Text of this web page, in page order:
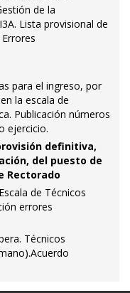
de la
Lista provisional de
para el ingreso, por
la escala de
Publicación números
ejercicio.
definitiva,
del puesto de
Rectorado
de Técnicos
errores
Técnicos